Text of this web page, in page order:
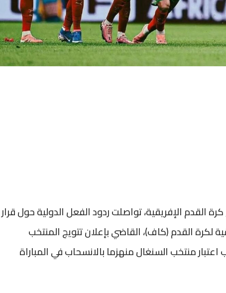
الإفريقية، تواصلت ردود الفعل الدولية حول قرار
لكرة القدم (كاف)، القاضي بإعلان تتويج المنتخب
كأس أمم إفريقيا 2025، عقب اعتبار منتخب السنغال منهزما بالانسحاب في المباراة